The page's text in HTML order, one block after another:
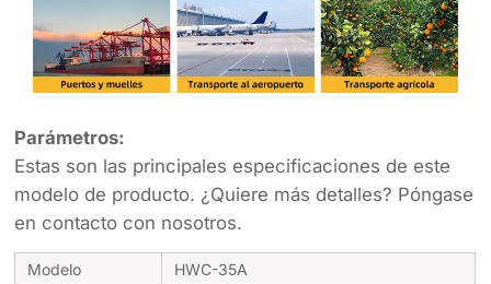
Parámetros:
Estas son las principales especificaciones de este
modelo de producto. ¿Quiere más detalles? Póngase
en contacto con nosotros.
Modelo
HWC-35A